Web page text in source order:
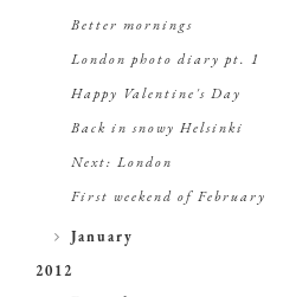
Better mornings
London photo diary pt. 1
Happy Valentine's Day
Back in snowy Helsinki
Next: London
First weekend of February
► January
2012